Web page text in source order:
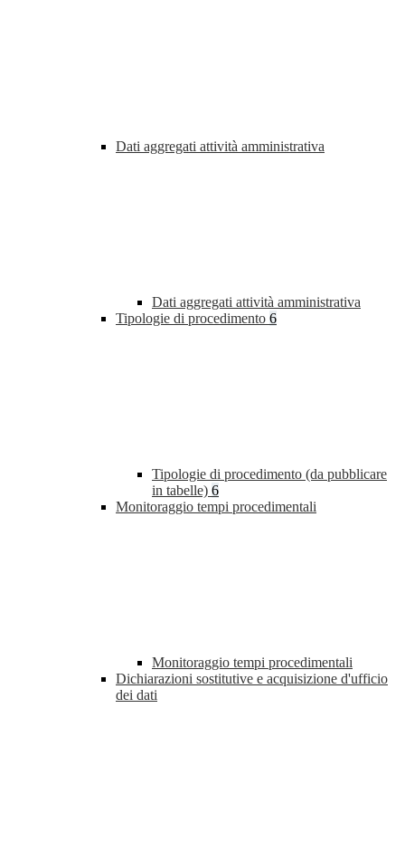
Dati aggregati attività amministrativa
Dati aggregati attività amministrativa
Tipologie di procedimento 6
Tipologie di procedimento (da pubblicare
in tabelle) 6
Monitoraggio tempi procedimentali
Monitoraggio tempi procedimentali
Dichiarazioni sostitutive e acquisizione d'ufficio
dei dati